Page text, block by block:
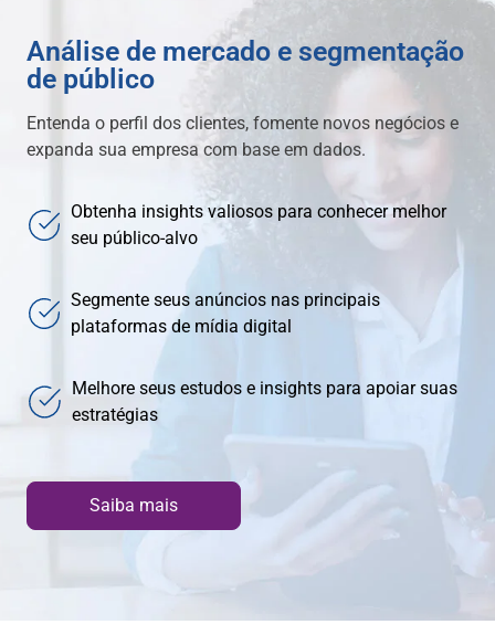
Análise de mercado e segmentação
de público
Entenda o perfil dos clientes, fomente novos negócios e
expanda sua empresa com base em dados.
Obtenha insights valiosos para conhecer melhor
seu público-alvo
Segmente seus anúncios nas principais
plataformas de mídia digital
Melhore seus estudos e insights para apoiar suas
estratégias
Saiba mais